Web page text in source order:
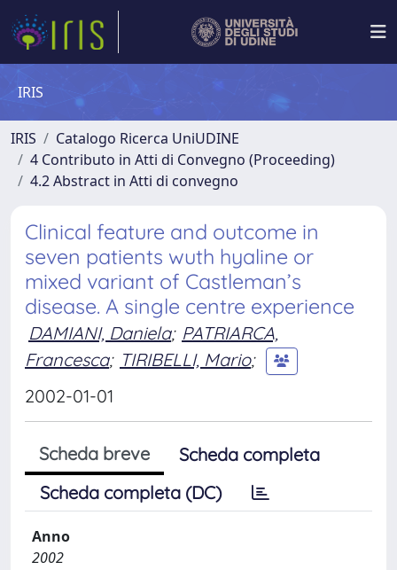
IRIS
IRIS
Catalogo Ricerca UniUDINE
4 Contributo in Atti di Convegno (Proceeding)
4.2 Abstract in Atti di convegno
Clinical feature and outcome in
seven patients wuth hyaline or
mixed variant of Castleman’s
disease. A single centre experience
DAMIANI, Daniela; PATRIARCA,
Francesca; TIRIBELLI, Mario;
2002-01-01
Scheda breve
Scheda completa
Scheda completa (DC)
Anno
2002